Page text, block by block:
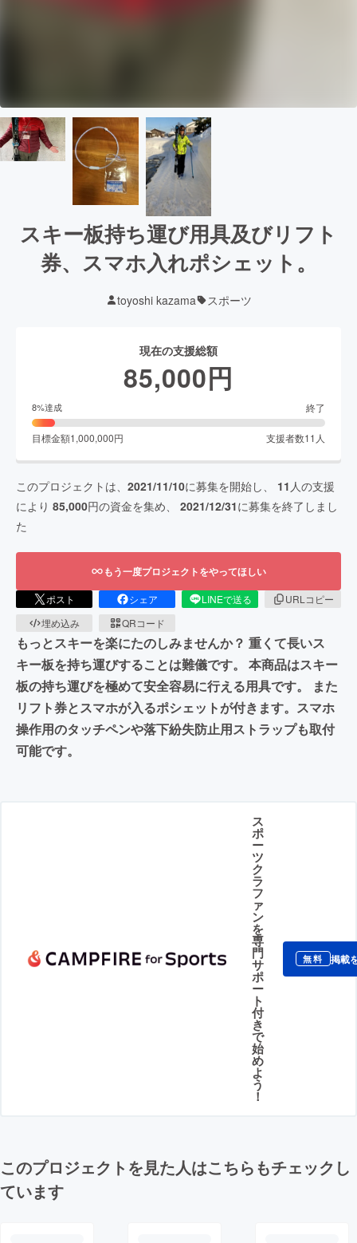
スキー板持ち運び用具及びリフト
券、スマホ入れポシェット。
toyoshi kazama スポーツ
現在の支援総額
85,000円
8%達成 終了
目標金額1,000,000円 支援者数11 人
このプロジェクトは、 2021/11/10に募集を開始し、 11 人の支援
により 85,000円の資金を集め、 2021/12/31に募集を終了しまし
た
もう一度プロジェクトをやってほしい
ポスト シェア LINEで送る
URLコピー
埋め込み
QRコード
もっとスキーを楽にたのしみませんか？ 重くて長いス
キー板を持ち運びすることは難儀です。 本商品はスキー
板の持ち運びを極めて安全容易に行える用具です。 また
リフト券とスマホが入るポシェットが付きます。スマホ
操作用のタッチペンや落下紛失防止用ストラップも取付
可能です。
ス
ポ
ー
ツ
ク
ラ
フ
ァ
ン
を
専
門
サ
ポ
ー
ト
付
き
で
始
め
よ
う
！
無料 掲載
このプロジェクトを見た人はこちらもチェックし
ています